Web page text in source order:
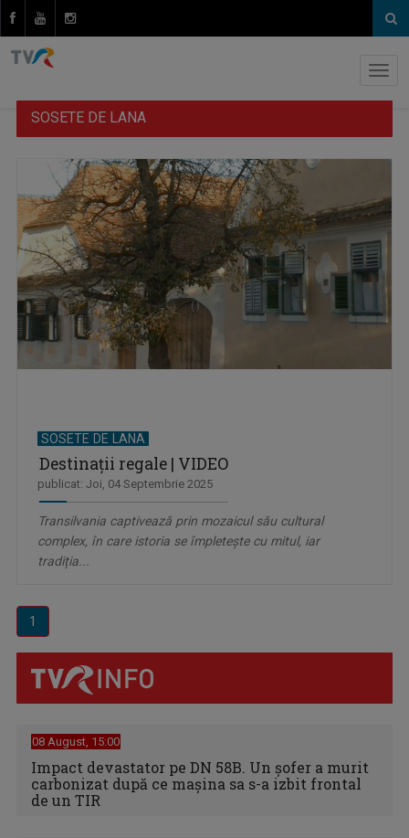
SOSETE DE LANA
SOSETE DE LANA
Destinații regale | VIDEO
publicat: Joi, 04 Septembrie 2025
Transilvania captivează prin mozaicul său cultural
complex, în care istoria se împletește cu mitul, iar
tradiția...
1
08 August, 15:00
Impact devastator pe DN 58B. Un șofer a murit
carbonizat după ce mașina sa s-a izbit frontal
de un TIR